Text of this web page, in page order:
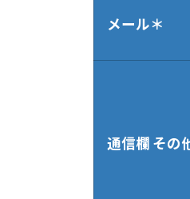
メール＊
通信欄 その